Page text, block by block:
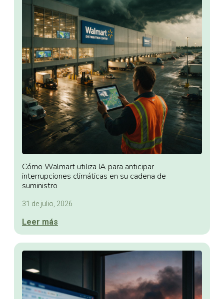
Cómo Walmart utiliza IA para anticipar
interrupciones climáticas en su cadena de
suministro
31 de julio, 2026
Leer más